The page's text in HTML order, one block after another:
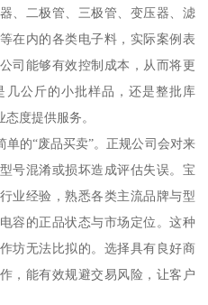
、二极管、三极管、变压器、滤
在内的各类电子料，实际案例表
司能够有效控制成本，从而将更
公斤的小批样品，还是整批库
度提供服务。
的“废品买卖”。正规公司会对来
号混淆或损坏造成评估失误。宝
业经验，熟悉各类主流品牌与型
容的正品状态与市场定位。这种
坊无法比拟的。选择具有良好商
，能有效规避交易风险，让客户